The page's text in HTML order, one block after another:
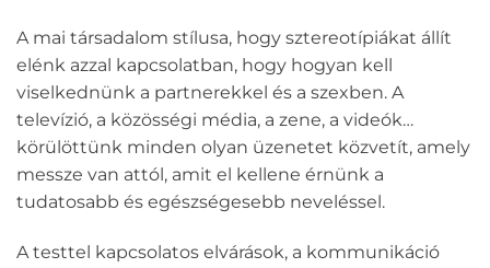
A mai társadalom stílusa, hogy sztereotípiákat állít
elénk azzal kapcsolatban, hogy hogyan kell
viselkednünk a partnerekkel és a szexben. A
televízió, a közösségi média, a zene, a videók…
körülöttünk minden olyan üzenetet közvetít, amely
messze van attól, amit el kellene érnünk a
tudatosabb és egészségesebb neveléssel.
A testtel kapcsolatos elvárások, a kommunikáció